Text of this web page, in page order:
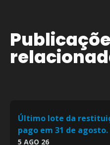
Último lote da
pago em 31 de agosto.
5 AGO 26